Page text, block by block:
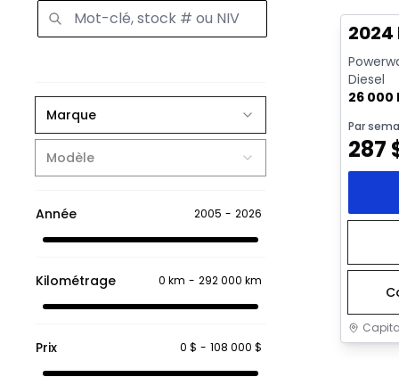
Marque
Modèle
Année 2005 - 2026
Kilométrage 0 km - 292 000 km
Prix 0 $ - 108 000 $
Vidéo
2024
Diesel
26 000
Par
287
Très